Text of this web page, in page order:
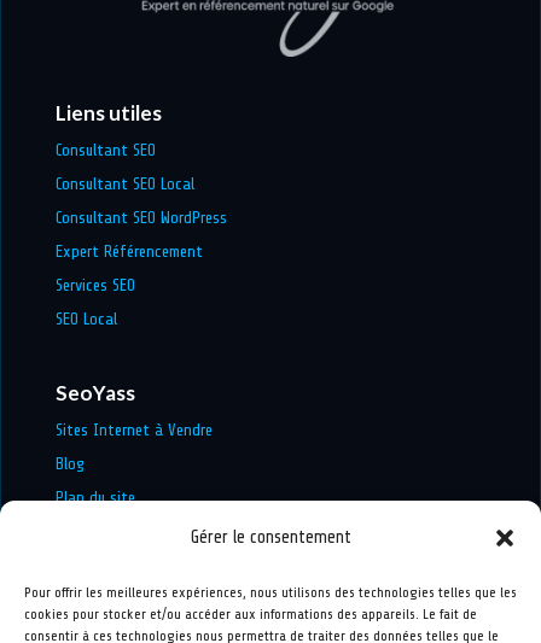
Gérer le consentement
Pour offrir les meilleures expériences, nous utilisons des technologies telles que les
cookies pour stocker et/ou accéder aux informations des appareils. Le fait de
consentir à ces technologies nous permettra de traiter des données telles que le
Liens utiles
Consultant SEO
Consultant SEO Local
Consultant SEO WordPress
Expert Référencement
Services SEO
SEO Local
SeoYass
Sites Internet à Vendre
Blog
Plan du site